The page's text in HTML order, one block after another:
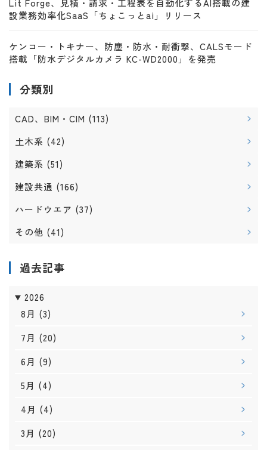
Lit Forge、見積・請求・工程表を自動化するAI搭載の建
設業務効率化SaaS「ちょこっとai」リリース
ケンコー・トキナー、防塵・防水・耐衝撃、CALSモード
搭載「防水デジタルカメラ KC-WD2000」を発売
分類別
CAD、BIM・CIM (113)
土木系 (42)
建築系 (51)
建設共通 (166)
ハードウエア (37)
その他 (41)
過去記事
2026
8月 (3)
7月 (20)
6月 (9)
5月 (4)
4月 (4)
3月 (20)